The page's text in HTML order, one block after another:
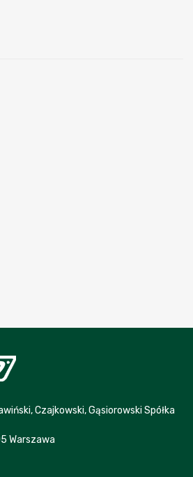
Czajkowski, Gąsiorowski Spółka
Warszawa